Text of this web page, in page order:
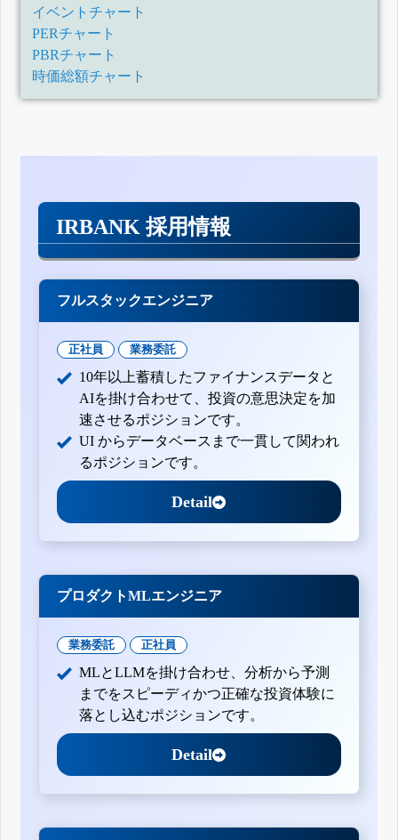
イベントチャート
PERチャート
PBRチャート
時価総額チャート
IRBANK 採用情報
フルスタックエンジニア
正社員 業務委託
10年以上蓄積したファイナンスデータと
AIを掛け合わせて、投資の意思決定を加
速させるポジションです。
UI からデータベースまで一貫して関われ
るポジションです。
Detail
プロダクトMLエンジニア
業務委託 正社員
MLとLLMを掛け合わせ、分析から予測
までをスピーディかつ正確な投資体験に
落とし込むポジションです。
Detail